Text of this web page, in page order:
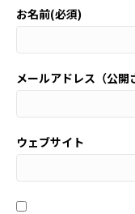
お名前(必須)
メールアドレス（公開
ウェブサイト